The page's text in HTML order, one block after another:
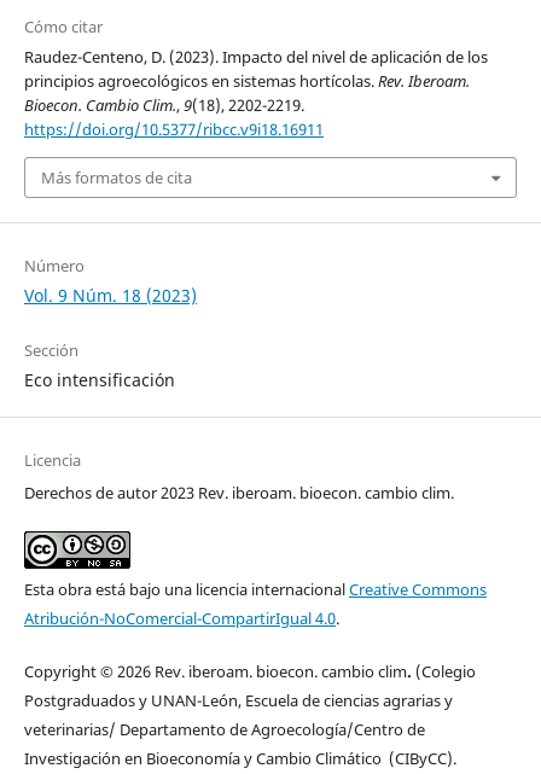
Cómo citar
Raudez-Centeno, D. (2023). Impacto del nivel de aplicación de los
principios agroecológicos en sistemas hortícolas.Rev. Iberoam.
Bioecon. Cambio Clim.,9(18), 2202-2219.
https://doi.org/10.5377/ribcc.v9i18.16911
Más formatos de cita
Número
Vol. 9 Núm. 18 (2023)
Sección
Eco intensificación
Licencia
Derechos de autor 2023 Rev. iberoam. bioecon. cambio clim.
Esta obra está bajo una licencia internacionalCreative Commons
Atribución-NoComercial-CompartirIgual 4.0.
Copyright © 2026 Rev. iberoam. bioecon. cambio clim. (Colegio
Postgraduados y UNAN-León, Escuela de ciencias agrarias y
veterinarias/ Departamento de Agroecología/Centro de
Investigación en Bioeconomía y Cambio Climático (CIByCC).